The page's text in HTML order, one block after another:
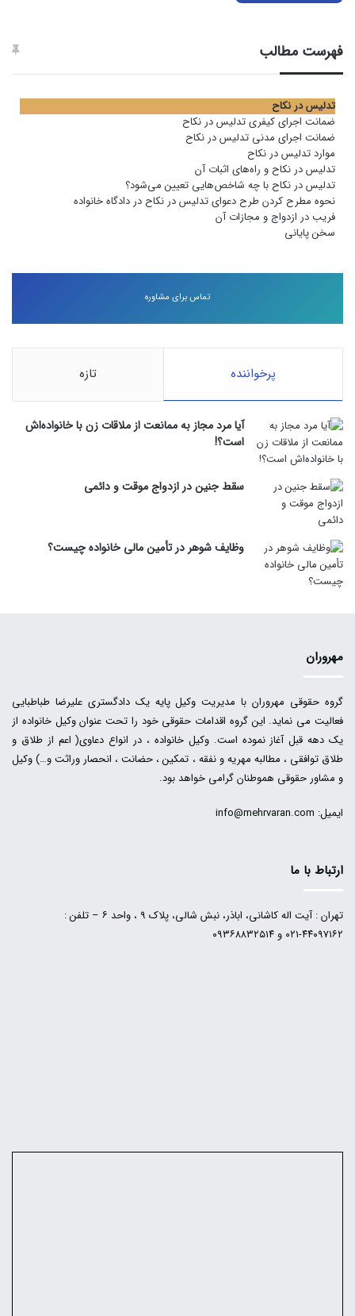
فهرست مطالب
تدلیس در نکاح
ضمانت اجرای کیفری تدلیس در نکاح
ضمانت اجرای مدنی تدلیس در نکاح
موارد تدلیس در نکاح
تدلیس در نکاح و راه‌های اثبات آن
تدلیس در نکاح با چه شاخص‌هایی تعیین می‌شود؟
نحوه مطرح کردن طرح دعوای تدلیس در نکاح در دادگاه خانواده
فریب در ازدواج و مجازات آن
سخن پایانی
تماس برای مشاوره
پرخواننده تازه
آیا مرد مجاز به ممانعت از ملاقات زن با خانواده‌اش
است؟!
سقط جنین در ازدواج موقت و دائمی
وظایف شوهر در تأمین مالی خانواده چیست؟
مهروران
گروه حقوقی مهروران با مدیریت وکیل پایه یک دادگستری علیرضا طباطبایی
فعالیت می نماید. این گروه اقدامات حقوقی خود را تحت عنوان وکیل خانواده از
یک دهه قبل آغاز نموده است. وکیل خانواده ، در انواع دعاوی( اعم از طلاق و
طلاق توافقی ، مطالبه مهریه و نفقه ، تمکین ، حضانت ، انحصار وراثت و…) وکیل
و مشاور حقوقی هموطنان گرامی خواهد بود.
ایمیل: info@mehrvaran.com
ارتباط با ما
تهران : آیت اله کاشانی، اباذر، نبش شالی، پلاک ۹ ، واحد ۶ – تلفن :
۴۴۰۹۷۱۶۲-۰۲۱ و ۰۹۳۶۸۸۳۲۵۱۴